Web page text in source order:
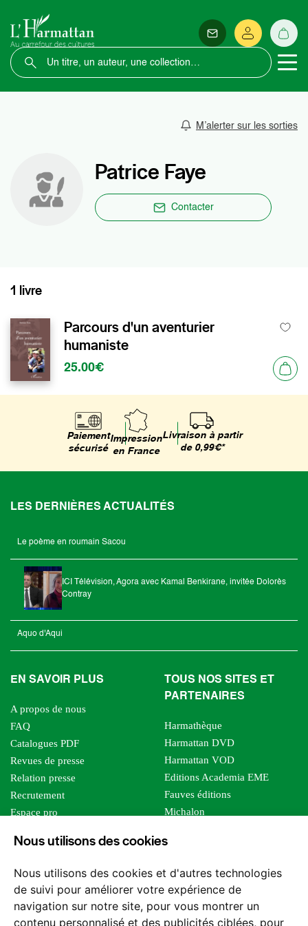
Nous utilisons des cookies
Nous utilisons des cookies et d'autres technologies
de suivi pour améliorer votre expérience de
navigation sur notre site, pour vous montrer un
contenu personnalisé et des publicités ciblées, pour
M’alerter sur les sorties
Patrice Faye
Contacter
1 livre
Parcours d'un aventurier
humaniste
25.00€
Paiement
sécurisé
Impression
en France
Livraison à partir
de 0,99€*
LES DERNIÈRES ACTUALITÉS
Le poème en roumain Sacou
ICI Télévision, Agora avec Kamal Benkirane, invitée Dolorès
Contray
Aquo d'Aqui
EN SAVOIR PLUS
A propos de nous
FAQ
Catalogues PDF
Revues de presse
Relation presse
Recrutement
Espace pro
Foreign rights
TOUS NOS SITES ET
PARTENAIRES
Harmathèque
Harmattan DVD
Harmattan VOD
Editions Academia EME
Fauves éditions
Michalon
Editions Sutton
Les impliqués
Tous les éditeurs